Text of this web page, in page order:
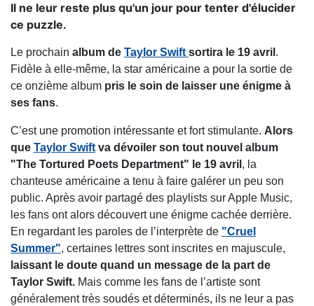
Il ne leur reste plus qu'un jour pour tenter d'élucider
ce puzzle.
Le prochain album de Taylor Swift sortira le 19 avril .
Fidèle à elle-même, la star américaine a pour la sortie de
ce onzième album pris le soin de laisser une énigme à
ses fans.
C’est une promotion intéressante et fort stimulante. Alors
que Taylor Swift va dévoiler son tout nouvel album
"The Tortured Poets Department" le 19 avril , la
chanteuse américaine a tenu à faire galérer un peu son
public. Après avoir partagé des playlists sur Apple Music,
les fans ont alors découvert une énigme cachée derrière.
En regardant les paroles de l’interprète de "Cruel
Summer", certaines lettres sont inscrites en majuscule,
laissant le doute quand un message de la part de
Taylor Swift. Mais comme les fans de l’artiste sont
généralement très soudés et déterminés, ils ne leur a pas